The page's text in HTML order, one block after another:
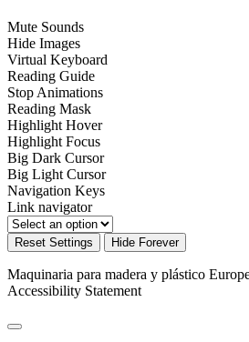
Mute Sounds
Hide Images
Virtual Keyboard
Reading Guide
Stop Animations
Reading Mask
Highlight Hover
Highlight Focus
Big Dark Cursor
Big Light Cursor
Navigation Keys
Link navigator
Reset Settings Hide Forever
Maquinaria para madera y plástico
Accessibility Statement